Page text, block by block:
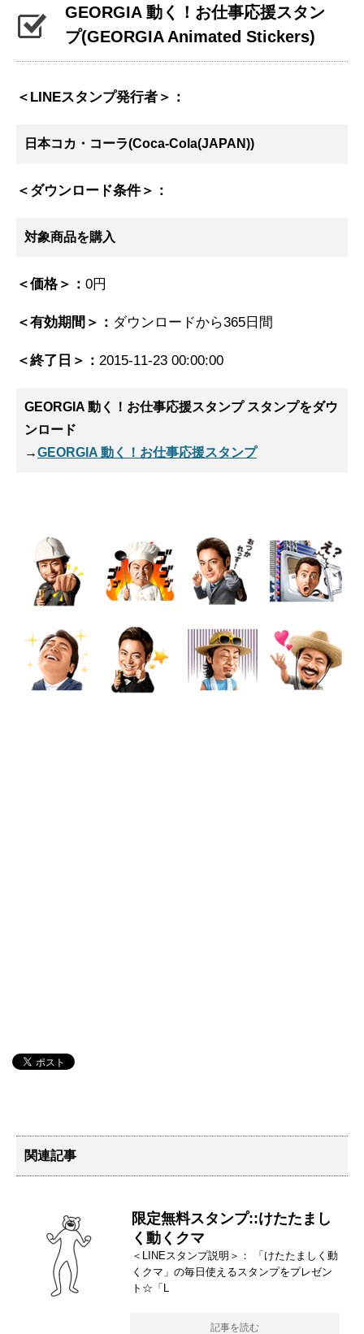
GEORGIA 動く！お仕事応援スタン
プ(GEORGIA Animated Stickers)
＜LINEスタンプ発行者＞：
日本コカ・コーラ(Coca-Cola(JAPAN))
＜ダウンロード条件＞：
対象商品を購入
＜価格＞： 0円
＜有効期間＞： ダウンロードから365日間
＜終了日＞： 2015-11-23 00:00:00
GEORGIA 動く！お仕事応援スタンプ スタンプをダウ
ンロード
→GEORGIA 動く！お仕事応援スタンプ
関連記事
限定無料スタンプ::けたたまし
く動くクマ
＜LINEスタンプ説明＞： 「けたたましく動
くクマ」の毎日使えるスタンプをプレゼン
ト☆「L
記事を読む